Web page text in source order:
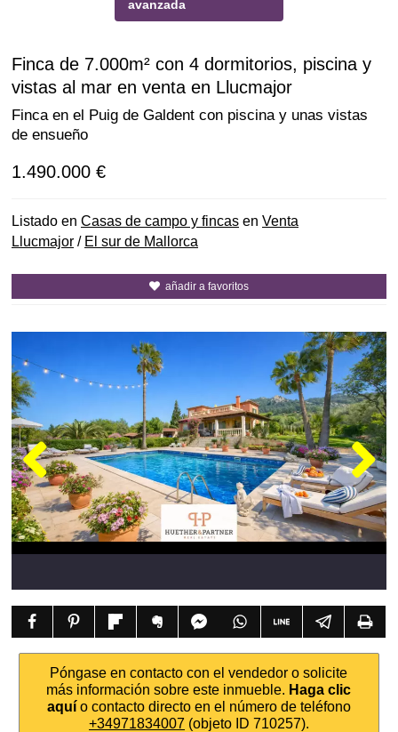
avanzada
Finca de 7.000m² con 4 dormitorios, piscina y
vistas al mar en venta en Llucmajor
Finca en el Puig de Galdent con piscina y unas vistas
de ensueño
1.490.000 €
Listado en Casas de campo y fincas en Venta
Llucmajor / El sur de Mallorca
añadir a favoritos
Póngase en contacto con el vendedor o solicite
más información sobre este inmueble. Haga clic
aquío contacto directo en el número de teléfono
+34971834007(objeto ID 710257).